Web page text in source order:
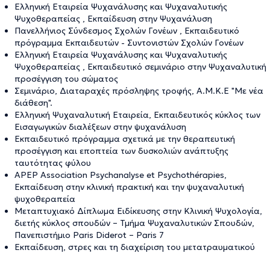
Ελληνική Εταιρεία Ψυχανάλυσης και Ψυχαναλυτικής
Ψυχοθεραπείας , Εκπαίδευση στην Ψυχανάλυση
Πανελλήνιος Σύνδεσμος Σχολών Γονέων , Εκπαιδευτικό
πρόγραμμα Εκπαιδευτών - Συντονιστών Σχολών Γονέων
Ελληνική Εταιρεία Ψυχανάλυσης και Ψυχαναλυτικής
Ψυχοθεραπείας , Εκπαιδευτικό σεμινάριο στην Ψυχαναλυτική
προσέγγιση του σώματος
Σεμινάριο, Διαταραχές πρόσληψης τροφής, Α.Μ.Κ.Ε "Με νέα
διάθεση".
Ελληνική Ψυχαναλυτική Εταιρεία, Εκπαιδευτικός κύκλος των
Εισαγωγικών διαλέξεων στην ψυχανάλυση
Εκπαιδευτικό πρόγραμμα σχετικά με την θεραπευτική
προσέγγιση και εποπτεία των δυσκολιών ανάπτυξης
ταυτότητας φύλου
APEP Association Psychanalyse et Psychothérapies,
Εκπαίδευση στην κλινική πρακτική και την ψυχαναλυτική
ψυχοθεραπεία
Μεταπτυχιακό Δίπλωμα Ειδίκευσης στην Κλινική Ψυχολογία,
διετής κύκλος σπουδών – Τμήμα Ψυχαναλυτικών Σπουδών,
Πανεπιστήμιο Paris Diderot – Paris 7
Εκπαίδευση, στρες και τη διαχείριση του μετατραυματικού